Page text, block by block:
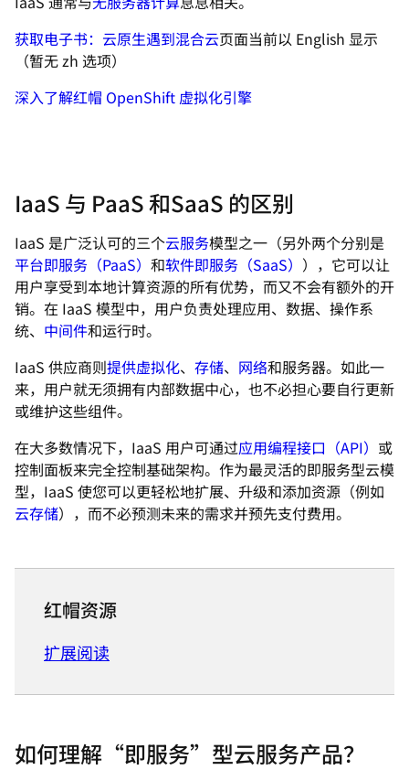
获取电子书：云原生遇到混合云页面当前以 English 显示
（暂无 zh 选项）
深入了解红帽 OpenShift 虚拟化引擎
IaaS 与 PaaS 和SaaS 的区别
IaaS 是广泛认可的三个云服务模型之一（另外两个分别是
平台即服务（PaaS） 和软件即服务（SaaS） ），它可以让
用户享受到本地计算资源的所有优势，而又不会有额外的开
销。在 IaaS 模型中，用户负责处理应用、数据、操作系
统、 中间件和运行时。
IaaS 供应商则提供虚拟化、 存储、 网络和服务器。如此一
来，用户就无须拥有内部数据中心，也不必担心要自行更新
或维护这些组件。
在大多数情况下，IaaS 用户可通过应用编程接口（API） 或
控制面板来完全控制基础架构。作为最灵活的即服务型云模
型，IaaS 使您可以更轻松地扩展、升级和添加资源（例如
云存储），而不必预测未来的需求并预先支付费用。
红帽资源
扩展阅读
如何理解“即服务”型云服务产品？